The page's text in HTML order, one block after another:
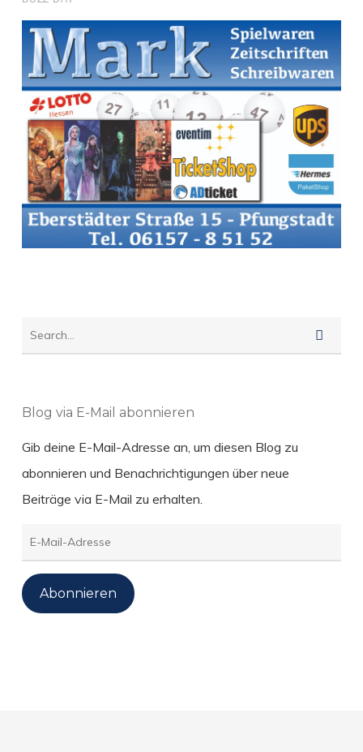
Blog via E-Mail abonnieren
Gib deine E-Mail-Adresse an, um diesen Blog zu
abonnieren und Benachrichtigungen über neue
Beiträge via E-Mail zu erhalten.
E-
Mail-
Adresse
Abonnieren